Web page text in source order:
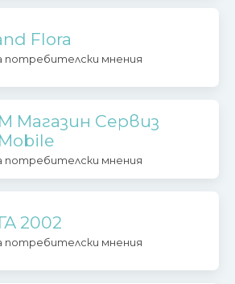
Flora
потребителски мнения
Магазин Сервиз
потребителски мнения
2002
потребителски мнения